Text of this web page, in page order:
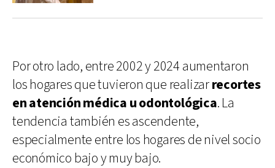
Por otro lado, entre 2002 y 2024 aumentaron
los hogares que tuvieron que realizarrecortes
en atención médica u odontológica. La
tendencia también es ascendente,
especialmente entre los hogares de nivel socio
económico bajo y muy bajo.